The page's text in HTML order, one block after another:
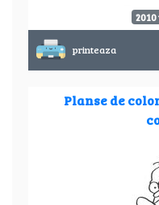
printeaza
Planse de